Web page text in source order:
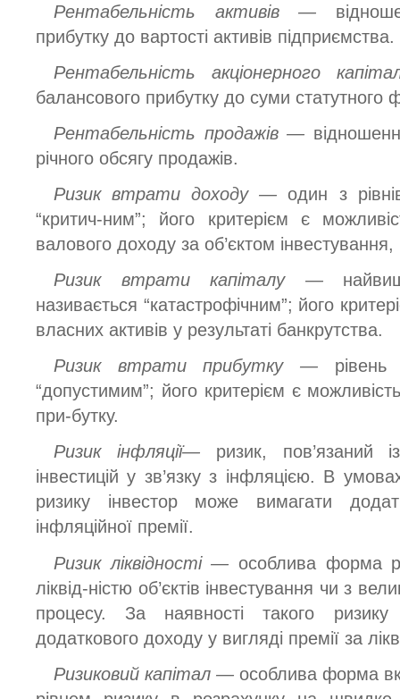
Рентабельність активів —
прибутку до вартості активів підприємства.
Рентабельність акціонерного
балансового прибутку до суми статутного
Рентабельність продажів —
річного обсягу продажів.
Ризик втрати доходу — один з
“критич-ним”; його критерієм є
валового доходу за об’єктом
Ризик втрати капіталу —
називається “катастрофічним”; його
власних активів у результаті банкрутства.
Ризик втрати прибутку —
“допустимим”; його критерієм є
при-бутку.
Ризик інфляції— ризик, пов’язаний
інвестицій у зв’язку з інфляцією. В
ризику інвестор може вимагати
інфляційної премії.
Ризик ліквідності — особлива форма
ліквід-ністю об’єктів інвестування чи з
процесу. За наявності такого
додаткового доходу у вигляді премії за
Ризиковий капітал — особлива форма